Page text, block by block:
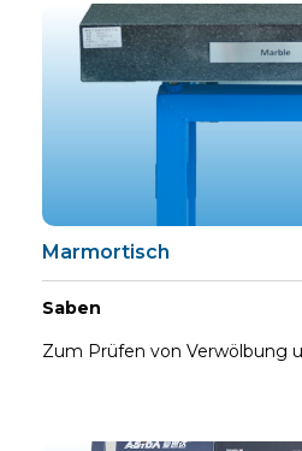
Marmortisch
Saben
Zum Prüfen von Verwölbung